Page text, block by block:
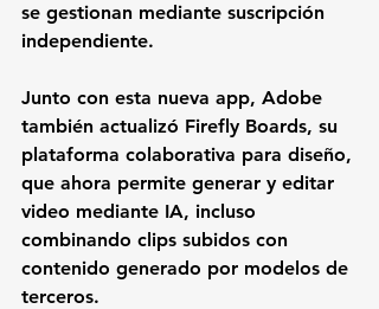
se gestionan mediante suscripción
independiente.
Junto con esta nueva app, Adobe
también actualizó Firefly Boards, su
plataforma colaborativa para diseño,
que ahora permite generar y editar
video mediante IA, incluso
combinando clips subidos con
contenido generado por modelos de
terceros.